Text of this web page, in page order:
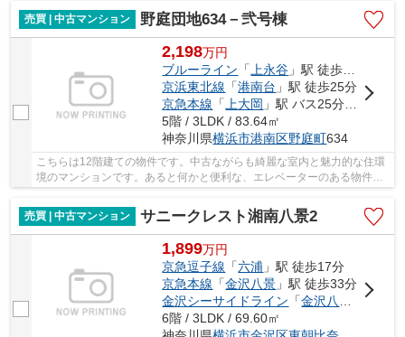
売買 | 中古マンション
野庭団地634－弐号棟
2,198万円
ブルーライン 「 上永谷 」駅 徒歩24分
京浜東北線 「港南台 」駅 徒歩25分
京急本線 「 上大岡 」駅 バス25分 「野庭中央公園」 停歩3分
5階 / 3LDK / 83.64㎡
神奈川県横浜市港南区野庭町634
こちらは12階建ての物件です。中古ながらも綺麗な室内と魅力的な住環
境のマンションです。あると何かと便利な、エレベーターのある物件と
売買 | 中古マンション
サニークレスト湘南八景2
1,899万円
京急逗子線 「六浦 」駅 徒歩17分
京急本線 「金沢八景 」駅 徒歩33分
金沢シーサイドライン 「金沢八景
」駅 徒
6階 / 3LDK / 69.60㎡